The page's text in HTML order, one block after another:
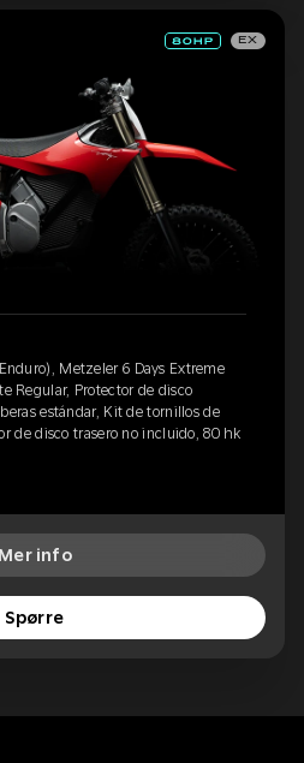
EX
Metzeler 6 Days Extreme
Regular, Protector de disco
estándar, Kit de tornillos de
de disco trasero no incluido, 80 hk
Mer info
Spørre